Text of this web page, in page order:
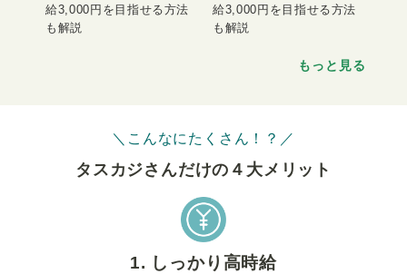
給3,000円を目指せる方法
も解説
給3,000円を目指せる方法
も解説
もっと見る
＼こんなにたくさん！？／
タスカジさんだけの４⼤メリット
1. しっかり高時給